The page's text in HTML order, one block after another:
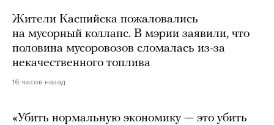
Жители Каспийска пожаловались
на мусорный коллапс. В мэрии заявили, что
половина мусоровозов сломалась из-за
некачественного топлива
16 часов назад
«Убить нормальную экономику — это убить